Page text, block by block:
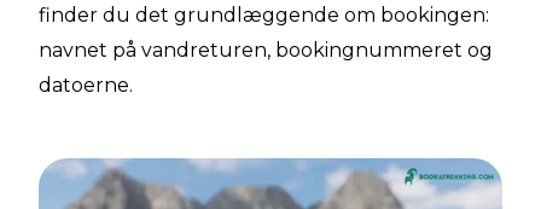
finder du det grundlæggende om bookingen:
navnet på vandreturen, bookingnummeret og
datoerne.